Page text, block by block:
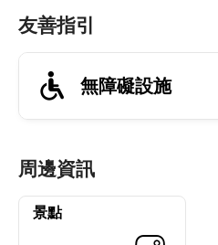
友善指引
無障礙設施
周邊資訊
景點